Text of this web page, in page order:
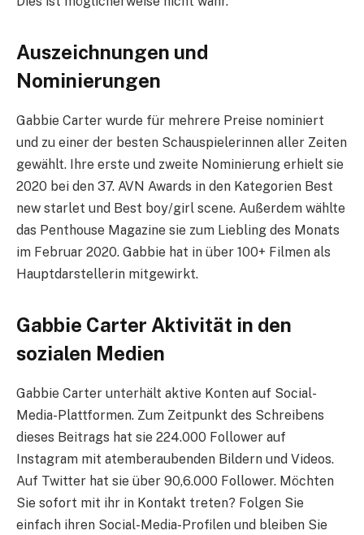
Auszeichnungen und
Nominierungen
Gabbie Carter wurde für mehrere Preise nominiert
und zu einer der besten Schauspielerinnen aller Zeiten
gewählt. Ihre erste und zweite Nominierung erhielt sie
2020 bei den 37. AVN Awards in den Kategorien Best
new starlet und Best boy/girl scene. Außerdem wählte
das Penthouse Magazine sie zum Liebling des Monats
im Februar 2020. Gabbie hat in über 100+ Filmen als
Hauptdarstellerin mitgewirkt.
Gabbie Carter Aktivität in den
sozialen Medien
Gabbie Carter unterhält aktive Konten auf Social-
Media-Plattformen. Zum Zeitpunkt des Schreibens
dieses Beitrags hat sie 224.000 Follower auf
Instagram mit atemberaubenden Bildern und Videos.
Auf Twitter hat sie über 90,6.000 Follower. Möchten
Sie sofort mit ihr in Kontakt treten? Folgen Sie
einfach ihren Social-Media-Profilen und bleiben Sie